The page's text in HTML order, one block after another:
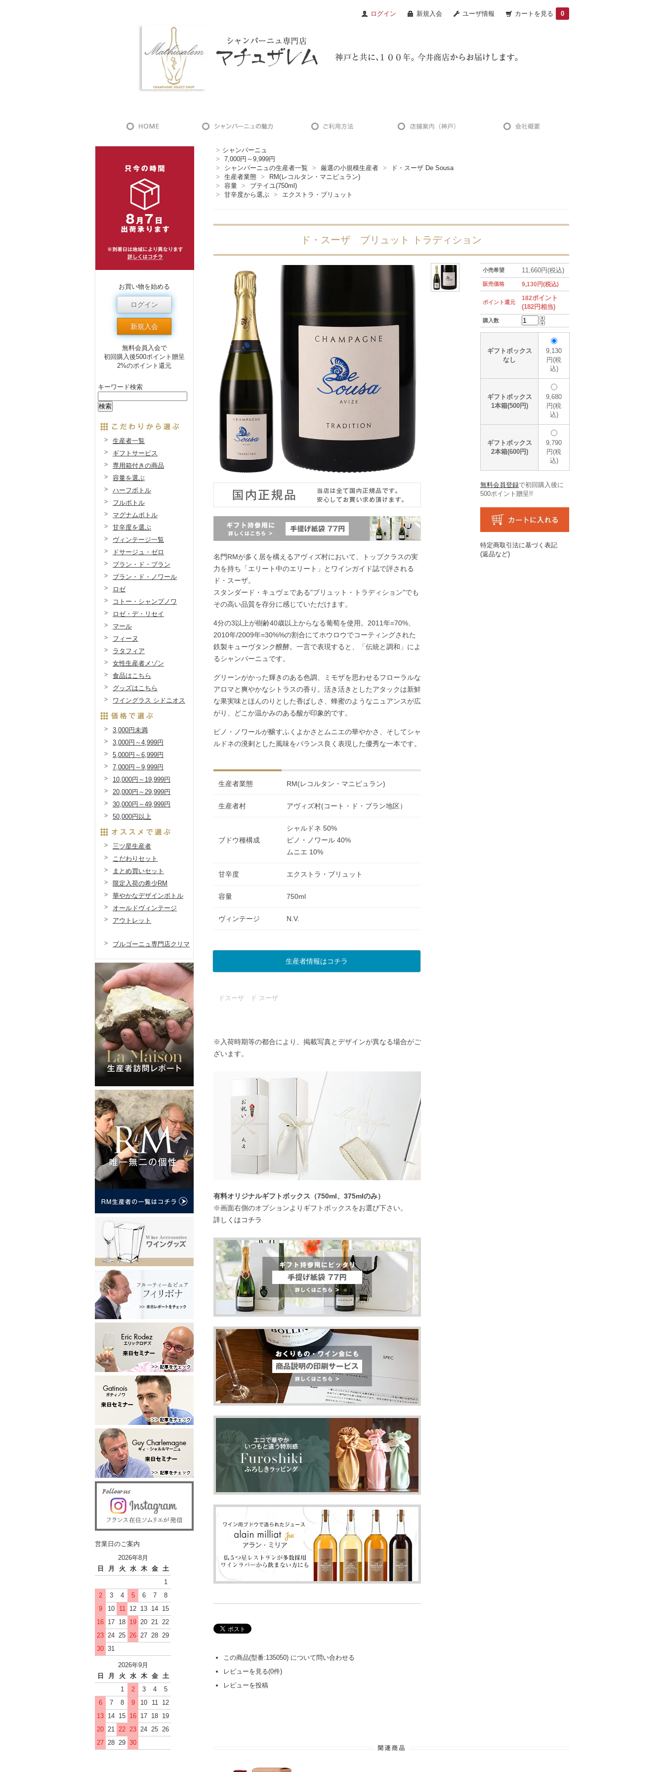
ログイン 新規入会 ユーザ情報 カートを見る 0
> シャンパーニュ
>
7,000円～9,999円
>
シャンパーニュの生産者一覧 > 厳選の小規模生産者 >
ド・スーザ De Sousa
>
生産者業態 >
RM(レコルタン・マニピュラン)
>
容量 >
ブテイユ(750ml)
>
甘辛度から選ぶ > エクストラ・ブリュット
ド・スーザ ブリュット トラディション
小売希望 11,660円(税込)
販売価格 9,130円(税込)
ポイント還元
182ポイント
(182円相当)
購入数
ギフトボックス
なし
9,130
円(税
込)
ギフトボックス
1本箱(500円)
9,680
円(税
込)
ギフトボックス
2本箱(600円)
9,790
円(税
込)
無料会員登録で初回購入後に
500ポイント贈呈!!
特定商取引法に基づく表記
(返品など)
名門RMが多く居を構えるアヴィズ村において、トップクラスの実
力を持ち「エリート中のエリート」とワインガイド誌で評される
ド・スーザ。
スタンダード・キュヴェである"ブリュット・トラディション"でも
その高い品質を存分に感じていただけます。
4分の3以上が樹齢40歳以上からなる葡萄を使用。2011年=70%、
2010年/2009年=30%%の割合にてホウロウでコーティングされた
鉄製キューヴタンク醗酵。一言で表現すると、「伝統と調和」によ
るシャンパーニュです。
グリーンがかった輝きのある色調、ミモザを思わせるフローラルな
アロマと爽やかなシトラスの香り。活き活きとしたアタックは新鮮
な果実味とほんのりとした香ばしさ、蜂蜜のようなニュアンスが広
がり、どこか温かみのある酸が印象的です。
ピノ・ノワールが醸すふくよかさとムニエの華やかさ、そしてシャ
ルドネの溌剌とした風味をバランス良く表現した優秀な一本です。
生産者業態 RM(レコルタン・マニピュラン)
生産者村 アヴィズ村(コート・ド・ブラン地区）
ブドウ種構成
シャルドネ 50%
ピノ・ノワール 40%
ムニエ 10%
甘辛度 エクストラ・ブリュット
容量 750ml
ヴィンテージ N.V.
生産者情報はコチラ
ドスーザ ド スーザ
※入荷時期等の都合により、掲載写真とデザインが異なる場合がご
ざいます。
有料オリジナルギフトボックス（750ml、375mlのみ）
※画面右側のオプションよりギフトボックスをお選び下さい。
詳しくはコチラ
この商品(型番:135050) について問い合わせる
レビューを見る(0件)
レビューを投稿
お買い物を始める
ログイン
新規入会
無料会員入会で
初回購入後500ポイント贈呈
2%のポイント還元
キーワード検索
生産者一覧
ギフトサービス
専用箱付きの商品
容量を選ぶ
ハーフボトル
フルボトル
マグナムボトル
甘辛度を選ぶ
ヴィンテージ一覧
ドサージュ・ゼロ
ブラン・ド・ブラン
ブラン・ド・ノワール
ロゼ
コトー・シャンプノワ
ロゼ・デ・リセイ
マール
フィーヌ
ラタフィア
女性生産者メゾン
食品はこちら
グッズはこちら
ワイングラス シドニオス
3,000円未満
3,000円～4,999円
5,000円～6,999円
7,000円～9,999円
10,000円～19,999円
20,000円～29,999円
30,000円～49,999円
50,000円以上
三ツ星生産者
こだわりセット
まとめ買いセット
限定入荷の希少RM
華やかなデザインボトル
オールドヴィンテージ
アウトレット
ブルゴーニュ専門店クリマ
営業日のご案内
2026年8月
日
月 火 水 木 金
土
1
2
3 4 5 6 7
8
9
10 11 12 13 14 15
16 17 18 19 20 21 22
23 24 25 26 27 28 29
30 31
2026年9月
日
月 火 水 木 金
土
1
2 3 4
5
6
7 8 9 10 11
12
13 14 15 16 17 18 19
20 21 22 23 24 25 26
27 28 29 30